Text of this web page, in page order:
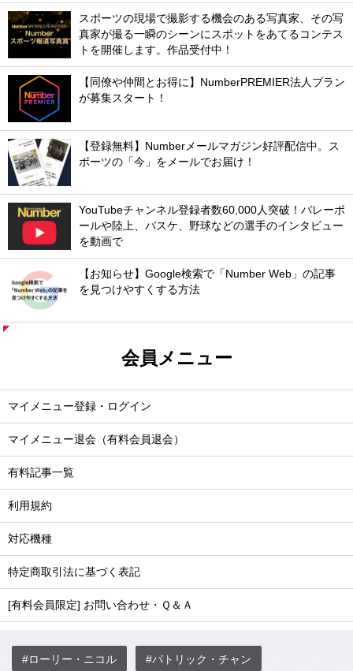
スポーツの現場で撮影する機会のある写真家、その写
真家が撮る一瞬のシーンにスポットをあてるコンテス
トを開催します。作品受付中！
【同僚や仲間とお得に】NumberPREMIER法人プラン
が募集スタート！
【登録無料】Numberメールマガジン好評配信中。ス
ポーツの「今」をメールでお届け！
YouTubeチャンネル登録者数60,000人突破！バレーボ
ールや陸上、バスケ、野球などの選手のインタビュー
を動画で
【お知らせ】Google検索で「Number Web」の記事
を見つけやすくする方法
会員メニュー
マイメニュー登録・ログイン
マイメニュー退会（有料会員退会）
有料記事一覧
利用規約
対応機種
特定商取引法に基づく表記
[有料会員限定] お問い合わせ・Ｑ＆Ａ
#ローリー・ニコル #パトリック・チャン